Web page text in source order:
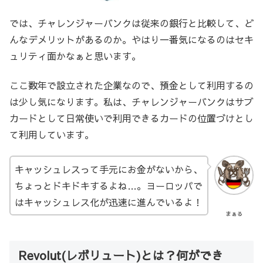
では、チャレンジャーバンクは従来の銀行と比較して、ど
んなデメリットがあるのか。やはり一番気になるのはセキ
ュリティ面かなぁと思います。
ここ数年で設立された企業なので、預金として利用するの
は少し気になります。私は、チャレンジャーバンクはサブ
カードとして日常使いで利用できるカードの位置づけとし
て利用しています。
まぁる
キャッシュレスって手元にお金がないから、
ちょっとドキドキするよね…。ヨーロッパで
はキャッシュレス化が迅速に進んでいるよ！
Revolut(レボリュート)とは？何ができ